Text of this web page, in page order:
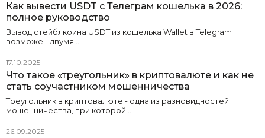
Как вывести USDT с Телеграм кошелька в 2026:
полное руководство
Вывод стейблкоина USDT из кошелька Wallet в Telegram
возможен двумя…
17.10.2025
Что такое «треугольник» в криптовалюте и как не
стать соучастником мошенничества
Треугольник в криптовалюте - одна из разновидностей
мошенничества, при которой…
26.09.2025